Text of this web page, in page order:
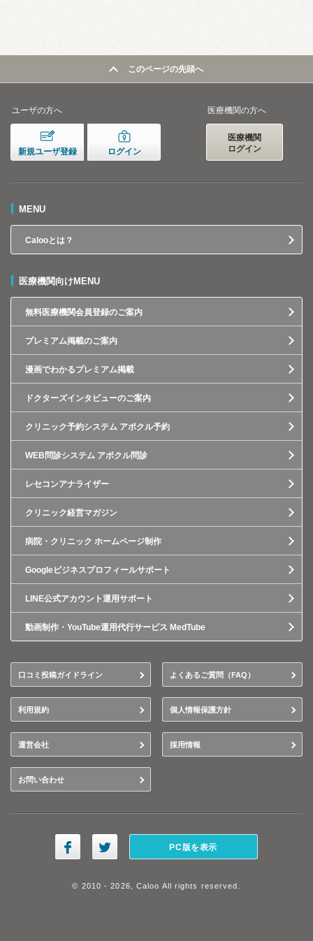
このページの先頭へ
ユーザの方へ
新規ユーザ登録 ログイン
医療機関の方へ
医療機関
ログイン
MENU
Calooとは？
医療機関向けMENU
無料医療機関会員登録のご案内
プレミアム掲載のご案内
漫画でわかるプレミアム掲載
ドクターズインタビューのご案内
クリニック予約システム アポクル予約
WEB問診システム アポクル問診
レセコンアナライザー
クリニック経営マガジン
病院・クリニック ホームページ制作
Googleビジネスプロフィールサポート
LINE公式アカウント運用サポート
動画制作・YouTube運用代行サービス MedTube
口コミ投稿ガイドライン よくあるご質問（FAQ）
利用規約 個人情報保護方針
運営会社 採用情報
お問い合わせ
PC版を表示
© 2010 - 2026, Caloo All rights reserved.